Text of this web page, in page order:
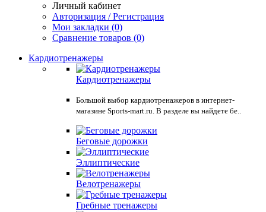
Личный кабинет
Авторизация / Регистрация
Мои закладки (0)
Сравнение товаров (0)
Кардиотренажеры
Кардиотренажеры
Большой выбор кардиотренажеров в интернет-
магазине Sports-mart.ru. В разделе вы найдете бе..
Беговые дорожки
Эллиптические
Велотренажеры
Гребные тренажеры